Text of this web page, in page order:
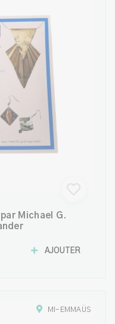
Michael G.
AJOUTER
MI-EMMAÜS